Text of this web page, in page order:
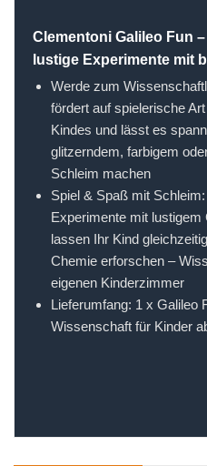
Clementoni Galileo Fun
lustige Experimente mit
Werde zum
fördert auf spielerische
Kindes und lässt es
glitzerndem, farbigem
Schleim machen
Spiel & Spaß mit
Experimente mit
lassen Ihr Kind
Chemie erforschen –
eigenen Kinderzimmer
Lieferumfang: 1 x Galileo
Wissenschaft für Kinder